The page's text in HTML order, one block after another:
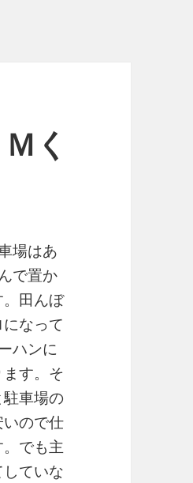
く
場はあ
で置か
田んぼ
なって
ハンに
す。そ
車場の
ので仕
でも主
ていな